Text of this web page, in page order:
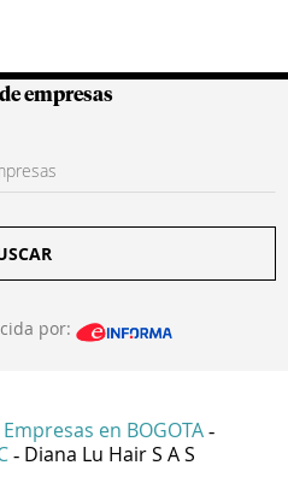
Colombianas
empresas
por:
Empresas en BOGOTA -
- Diana Lu Hair S A S